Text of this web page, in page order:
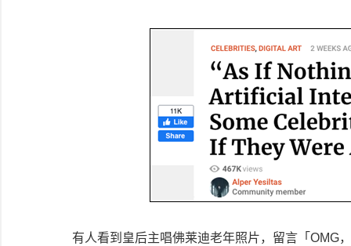
有人看到皇后主唱佛莱迪老年照片，留言「OMG